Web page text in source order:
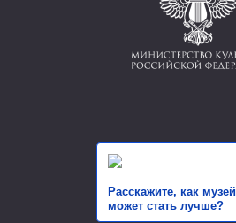
Расскажите, как музей
может стать лучше?